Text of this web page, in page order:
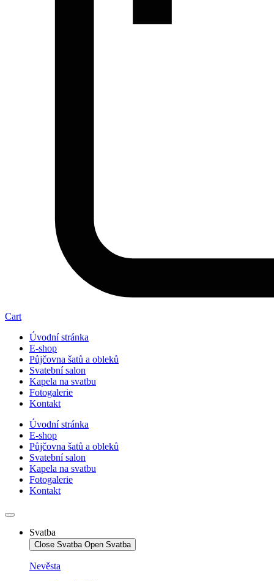
Cart
Úvodní stránka
E-shop
Půjčovna šatů a obleků
Svatební salon
Kapela na svatbu
Fotogalerie
Kontakt
Úvodní stránka
E-shop
Půjčovna šatů a obleků
Svatební salon
Kapela na svatbu
Fotogalerie
Kontakt
Svatba
Close Svatba Open Svatba
Nevěsta